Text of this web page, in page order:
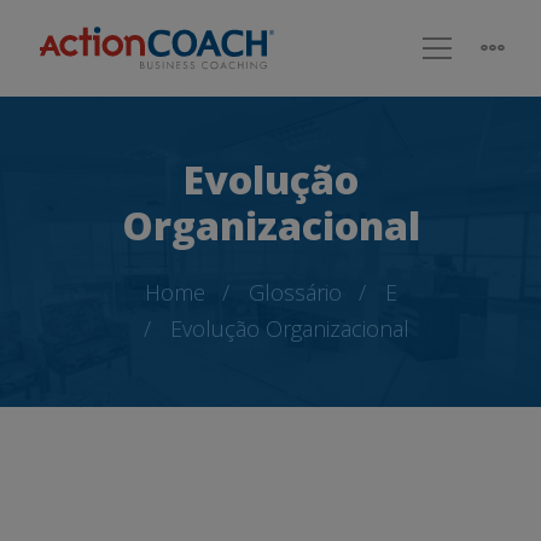
Evolução
Organizacional
Home Glossário
E
Evolução Organizacional